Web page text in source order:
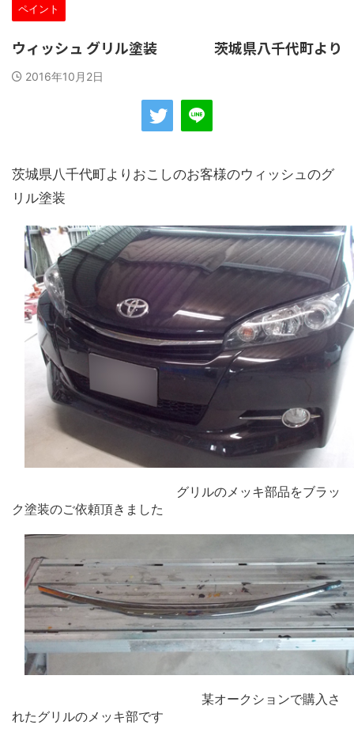
ペイント
ウィッシュ グリル塗装 茨城県八千代町より
2016年10月2日
茨城県八千代町よりおこしのお客様のウィッシュのグ
リル塗装
グリルのメッキ部品をブラッ
ク塗装のご依頼頂きました
某オークションで購入さ
れたグリルのメッキ部です